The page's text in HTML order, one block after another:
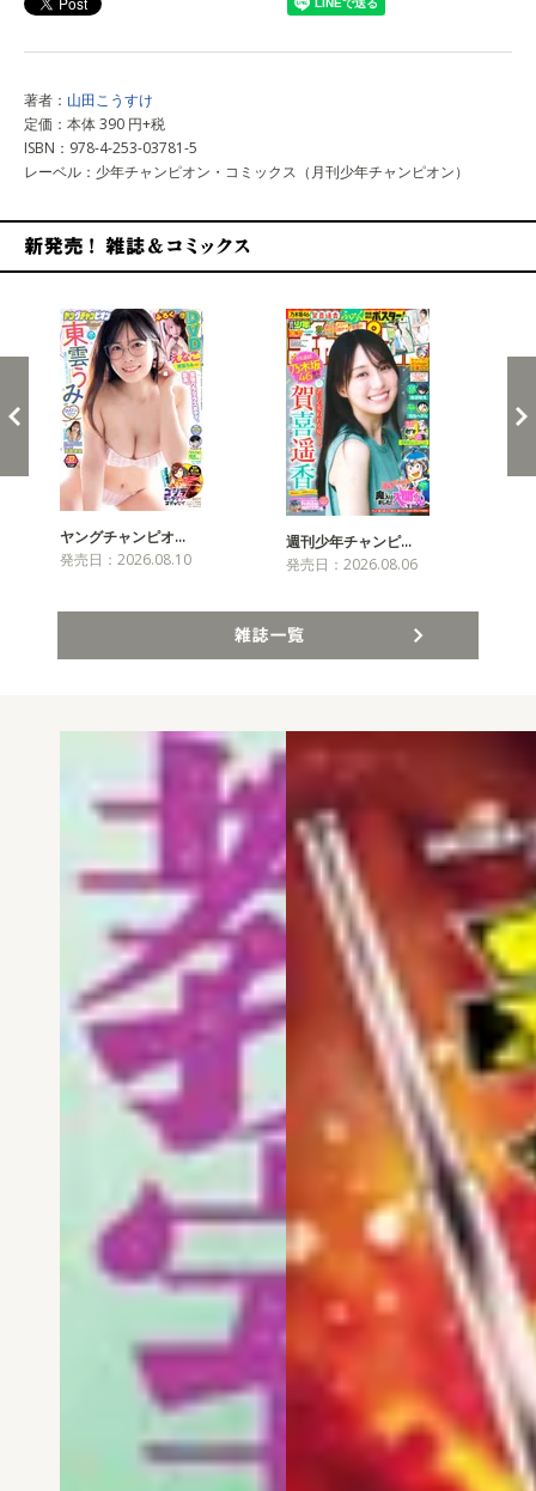
著者： 山田こうすけ
定価：本体 390 円+税
ISBN：978-4-253-03781-5
レーベル：少年チャンピオン・コミックス（月刊少年チャンピオン）
ヤングチャンピオ…
発売日：2026.08.10
週刊少年チャンピ…
発売日：2026.08.06